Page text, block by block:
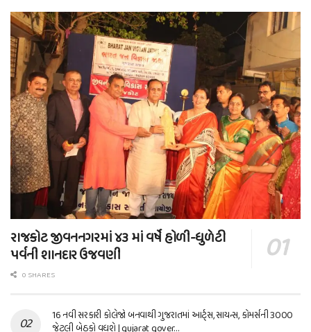
રાજકોટ જીવનનગરમાં ૪૩ માં વર્ષે હોળી-ધુળેટી
પર્વની શાનદાર ઉજવણી
0 SHARES
16 નવી સરકારી કોલેજો બનવાથી ગુજરાતમાં આર્ટ્સ, સાયન્સ, કોમર્સની 3000